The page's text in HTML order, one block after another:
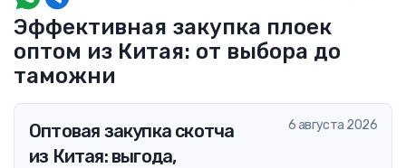
Эффективная закупка плоек
оптом из Китая: от выбора до
таможни
Оптовая закупка скотча
из Китая: выгода,
6 августа 2026